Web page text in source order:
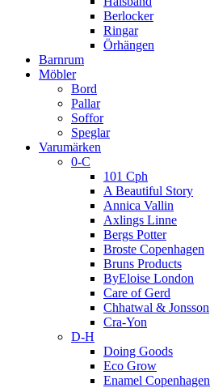
Berlocker
Ringar
Örhängen
Barnrum
Möbler
Bord
Pallar
Soffor
Speglar
Varumärken
0-C
101 Cph
A Beautiful Story
Annica Vallin
Axlings Linne
Bergs Potter
Broste Copenhagen
Bruns Products
ByEloise London
Care of Gerd
Chhatwal & Jonsson
Cra-Yon
D-H
Doing Goods
Eco Grow
Enamel Copenhagen